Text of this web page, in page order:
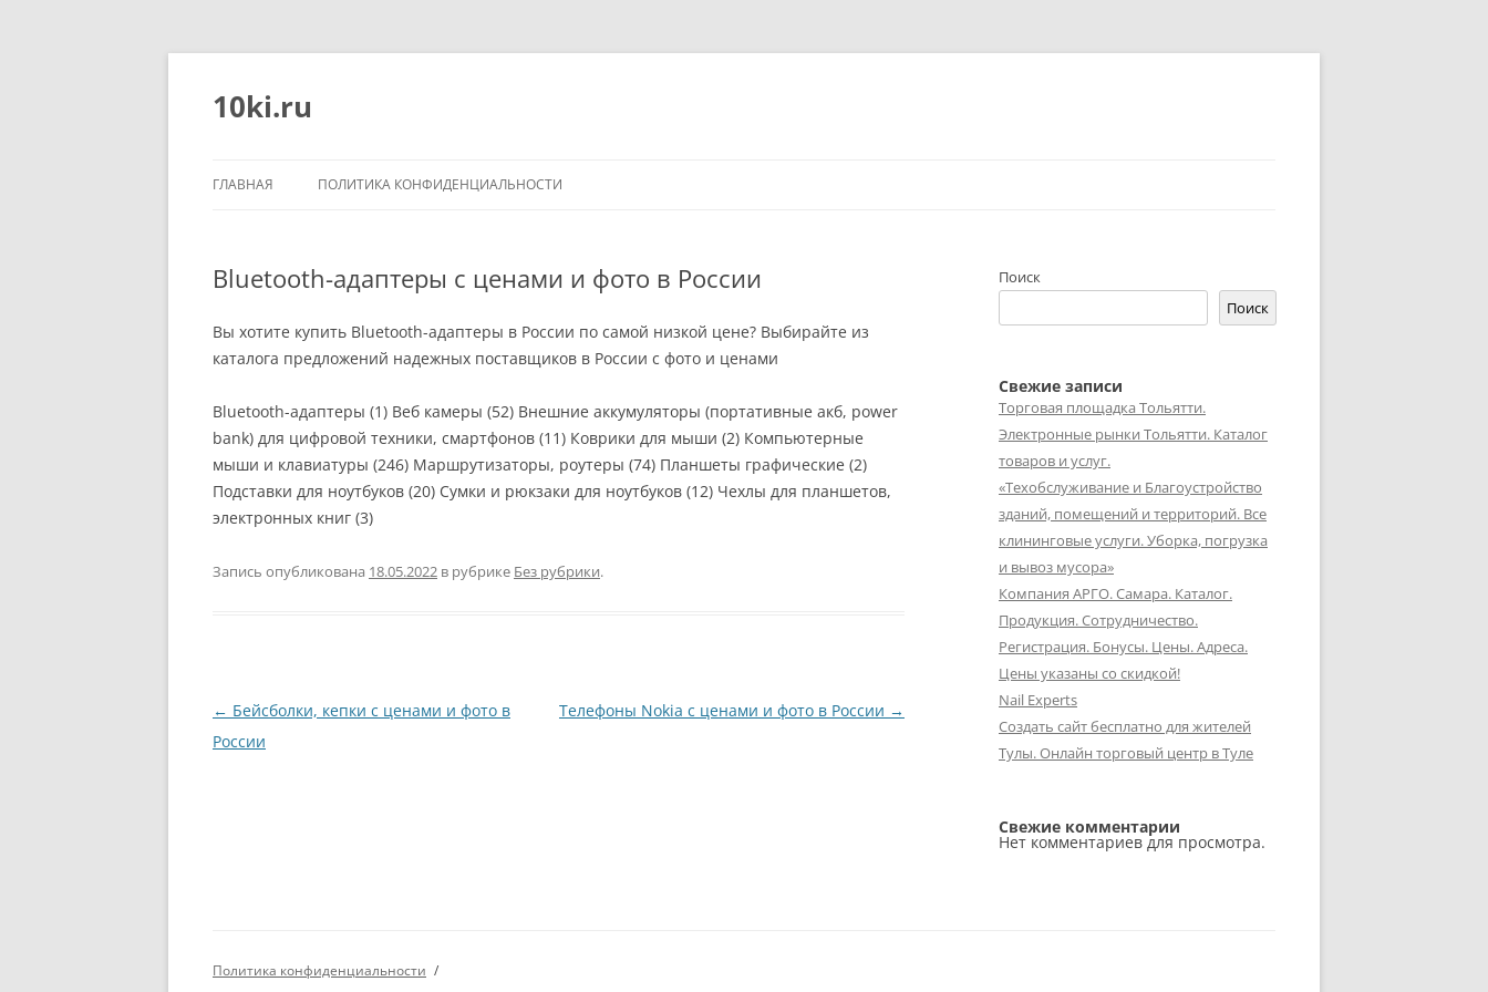
Перейти
содержимому
10ki.ru
ГЛАВНАЯ ПОЛИТИКА КОНФИДЕНЦИАЛЬНОСТИ
Bluetooth-адаптеры с ценами и фото в России
Вы хотите купить Bluetooth-адаптеры в России по самой низкой цене? Выбирайте из
каталога предложений надежных поставщиков в России с фото и ценами
Bluetooth-адаптеры (1) Веб камеры (52) Внешние аккумуляторы (портативные акб, power
bank) для цифровой техники, смартфонов (11) Коврики для мыши (2) Компьютерные
мыши и клавиатуры (246) Маршрутизаторы, роутеры (74) Планшеты графические (2)
Подставки для ноутбуков (20) Сумки и рюкзаки для ноутбуков (12) Чехлы для планшетов,
электронных книг (3)
Запись опубликована 18.05.2022 в рубрике Без рубрики.
Навигация
по
← Бейсболки, кепки с ценами и фото в
России
Телефоны Nokia с ценами и фото в России →
Поиск
Поиск
Свежие записи
Торговая площадка Тольятти.
Электронные рынки Тольятти. Каталог
товаров и услуг.
«Техобслуживание и Благоустройство
зданий, помещений и территорий. Все
клининговые услуги. Уборка, погрузка
и вывоз мусора»
Компания АРГО. Самара. Каталог.
Продукция. Сотрудничество.
Регистрация. Бонусы. Цены. Адреса.
Цены указаны со скидкой!
Nail Experts
Создать сайт бесплатно для жителей
Тулы. Онлайн торговый центр в Туле
Свежие комментарии
Нет комментариев для просмотра.
Политика конфиденциальности